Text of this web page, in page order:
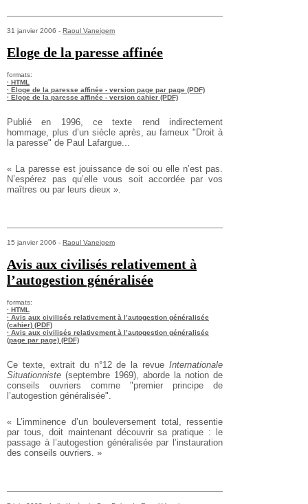
31 janvier 2006 - Raoul Vaneigem
Eloge de la paresse affinée
formats:
· HTML
· Eloge de la paresse affinée - version page par page (PDF)
· Eloge de la paresse affinée - version cahier (PDF)
Publié en 1996, ce texte rend indirectement
hommage, plus d’un siècle après, au fameux "Droit à
la paresse" de Paul Lafargue...
« La paresse est jouissance de soi ou elle n’est pas.
N’espérez pas qu’elle vous soit accordée par vos
maîtres ou par leurs dieux ».
15 janvier 2006 - Raoul Vaneigem
Avis aux civilisés relativement à
l’autogestion généralisée
formats:
· HTML
· Avis aux civilisés relativement à l’autogestion généralisée
(cahier) (PDF)
· Avis aux civilisés relativement à l’autogestion généralisée
(page par page) (PDF)
Ce texte, extrait du n°12 de la revue Internationale
Situationniste (septembre 1969), aborde la notion de
conseils ouvriers comme "premier principe de
l’autogestion généralisée".
« L’imminence d’un bouleversement total, ressentie
par tous, doit maintenant découvrir sa pratique : le
passage à l’autogestion généralisée par l’instauration
des conseils ouvriers. »